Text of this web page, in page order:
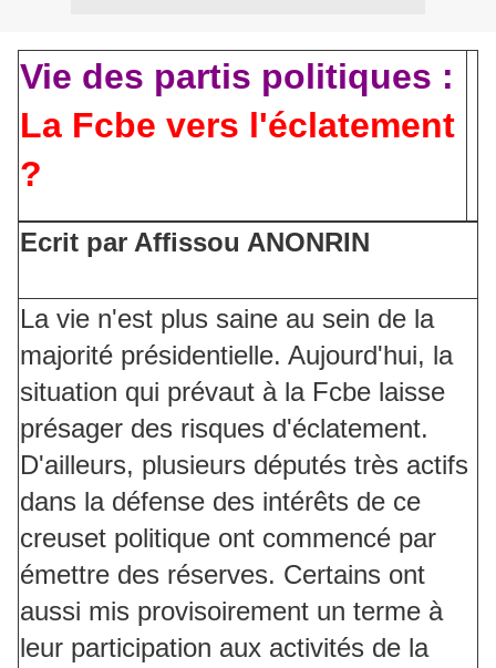
Vie des partis politiques :
La Fcbe vers l'éclatement
?
Ecrit par Affissou ANONRIN
La vie n'est plus saine au sein de la
majorité présidentielle. Aujourd'hui, la
situation qui prévaut à la Fcbe laisse
présager des risques d'éclatement.
D'ailleurs, plusieurs députés très actifs
dans la défense des intérêts de ce
creuset politique ont commencé par
émettre des réserves. Certains ont
aussi mis provisoirement un terme à
leur participation aux activités de la